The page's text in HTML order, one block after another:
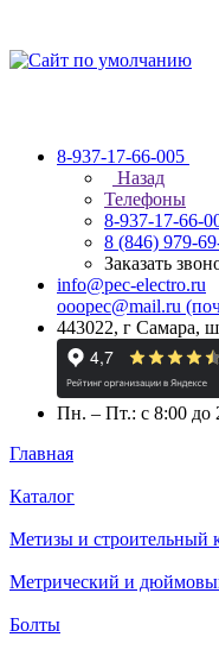
8-937-17-66-005
Назад
Телефоны
8-937-17-66-
8 (846) 979-
Заказать
info@pec-electro.ru
ooopec@mail.ru
443022, г Самара,
Пн. – Пт.: с 8:00 до
Главная
Каталог
Метизы и строительный
Метрический и
Болты